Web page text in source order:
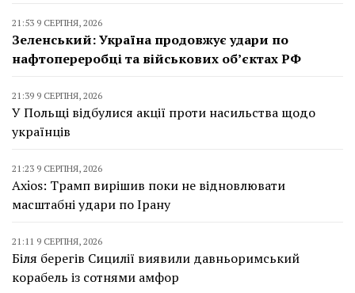
21:53 9 СЕРПНЯ, 2026
Зеленський: Україна продовжує удари по
нафтопереробці та військових об’єктах РФ
21:39 9 СЕРПНЯ, 2026
У Польщі відбулися акції проти насильства щодо
українців
21:23 9 СЕРПНЯ, 2026
Axios: Трамп вирішив поки не відновлювати
масштабні удари по Ірану
21:11 9 СЕРПНЯ, 2026
Біля берегів Сицилії виявили давньоримський
корабель із сотнями амфор